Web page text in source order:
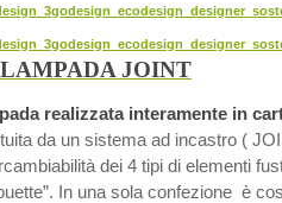
JOINT
realizzata interamente in
da un sistema ad incastro (
dei 4 tipi di elementi
In una sola confezione è